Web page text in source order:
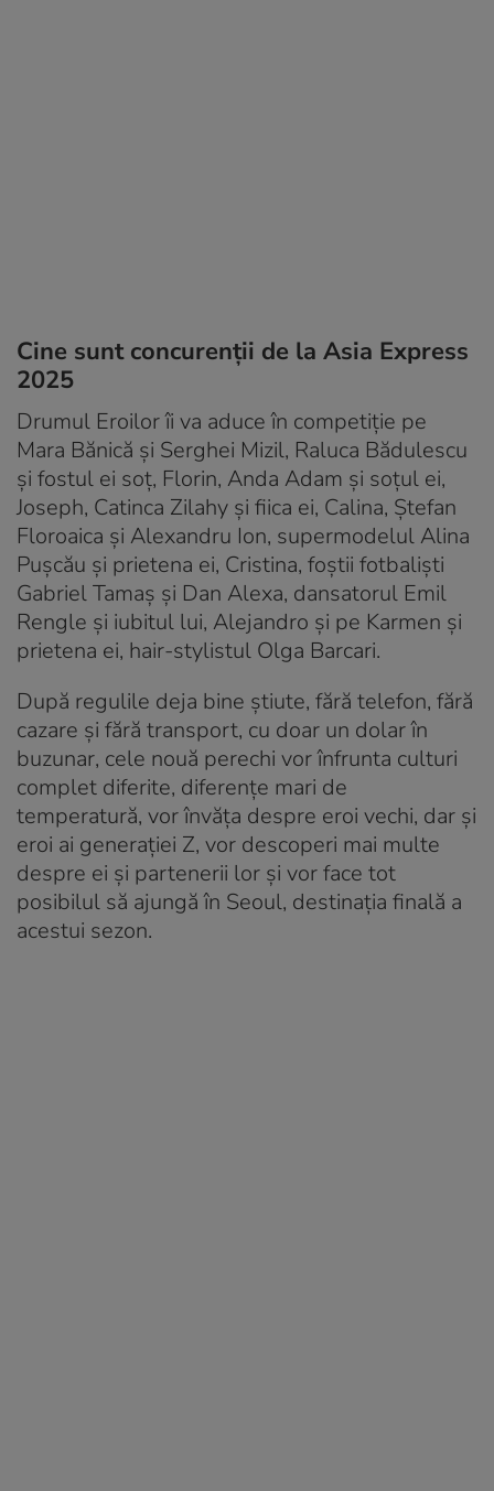
Cine sunt concurenții de la Asia Express
2025
Drumul Eroilor îi va aduce în competiție pe
Mara Bănică și Serghei Mizil, Raluca Bădulescu
și fostul ei soț, Florin, Anda Adam și soțul ei,
Joseph, Catinca Zilahy și fiica ei, Calina, Ștefan
Floroaica și Alexandru Ion, supermodelul Alina
Pușcău și prietena ei, Cristina, foștii fotbaliști
Gabriel Tamaș și Dan Alexa, dansatorul Emil
Rengle și iubitul lui, Alejandro și pe Karmen și
prietena ei, hair-stylistul Olga Barcari.
După regulile deja bine știute, fără telefon, fără
cazare și fără transport, cu doar un dolar în
buzunar, cele nouă perechi vor înfrunta culturi
complet diferite, diferențe mari de
temperatură, vor învăța despre eroi vechi, dar și
eroi ai generației Z, vor descoperi mai multe
despre ei și partenerii lor și vor face tot
posibilul să ajungă în Seoul, destinația finală a
acestui sezon.